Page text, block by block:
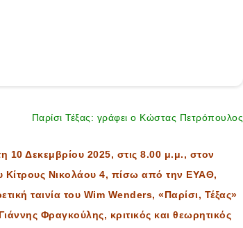
Παρίσι Τέξας: γράφει ο Κώστας Πετρόπουλος
10 Δεκεμβρίου 2025, στις 8.00 μ.μ., στον
Νικολάου 4, πίσω από την ΕΥΑΘ,
ταινία του Wim Wenders, «Παρίσι, Τέξας»
Φραγκούλης, κριτικός και θεωρητικός